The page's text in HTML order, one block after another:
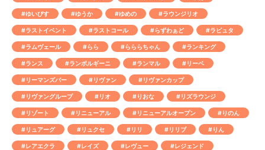
#ゆいぴす #ゆうか #ゆめの #ラウンジリオ
#ラストイベント #ラストコール #らずわぁど #ラピュタ
#ラムヴェール #らら #らららちゃん #ランキング
#ランス #ランボルギーニ #ランマル #リーベ
#リーマンズバー #リヴァン #リヴァンカップ
#リヴァングループ #リオ #りおな #リズラウンジ
#リゾート #リニューアル #リニューアルオープン #りのん
#リュアーグ #リュクセ #リリ #リリブ #りん
#レアエクラ #レイズ #レヴュー #レジェンド